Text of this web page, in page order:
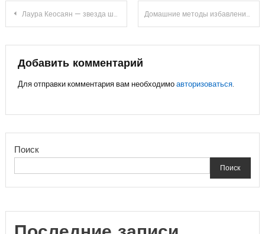
Навигация
по
записям
Лаура Кеосаян — звезда шоу «Холостяк» и успешная профессиональная визажистка, погрузитесь в интригующую и захватывающую историю ее биографии и узнайте все о ее увлекательной личной жизни! Домашние методы избавления от шипицы: обзор средств
Добавить комментарий
Для отправки комментария вам необходимоавторизоваться.
Поиск
Поиск